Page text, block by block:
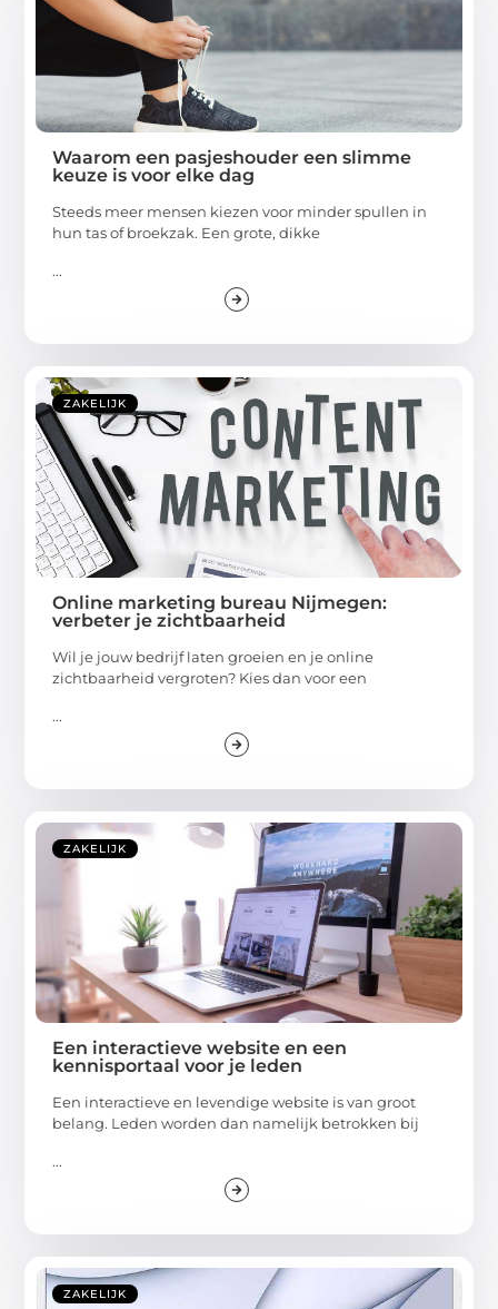
Waarom een pasjeshouder een slimme
keuze is voor elke dag
Steeds meer mensen kiezen voor minder spullen in
hun tas of broekzak. Een grote, dikke
...
ZAKELIJK
Online marketing bureau Nijmegen:
verbeter je zichtbaarheid
Wil je jouw bedrijf laten groeien en je online
zichtbaarheid vergroten? Kies dan voor een
...
ZAKELIJK
Een interactieve website en een
kennisportaal voor je leden
Een interactieve en levendige website is van groot
belang. Leden worden dan namelijk betrokken bij
...
ZAKELIJK